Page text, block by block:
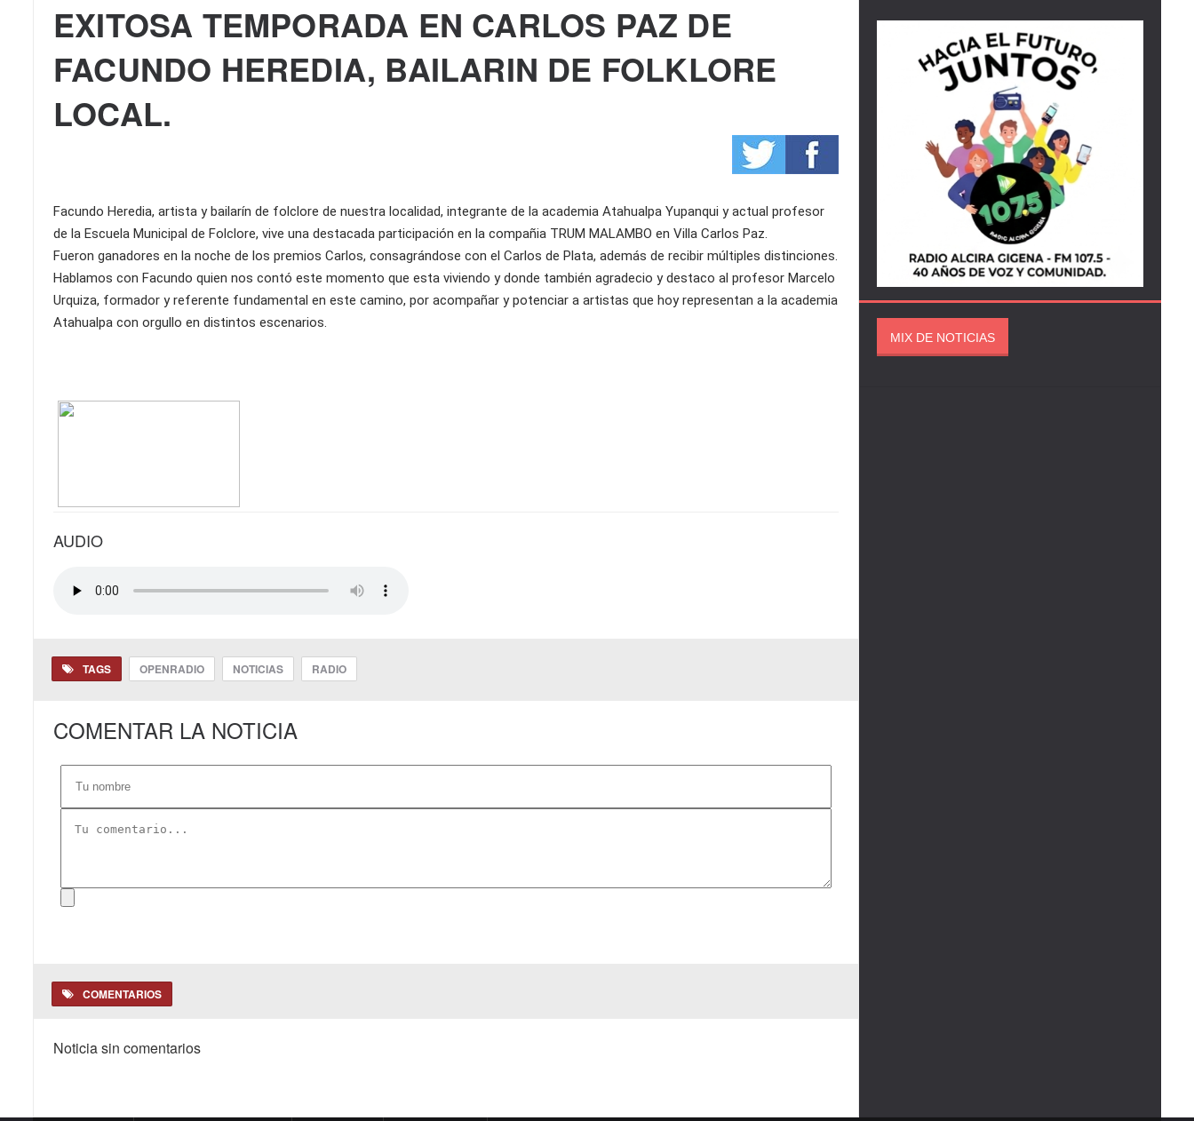
EXITOSA TEMPORADA EN CARLOS PAZ DE
FACUNDO HEREDIA, BAILARIN DE FOLKLORE
LOCAL.
Facundo Heredia, artista y bailarín de folclore de nuestra localidad, integrante de la academia Atahualpa Yupanqui y actual profesor
de la Escuela Municipal de Folclore, vive una destacada participación en la compañia TRUM MALAMBO en Villa Carlos Paz.
Fueron ganadores en la noche de los premios Carlos, consagrándose con el Carlos de Plata, además de recibir múltiples distinciones.
Hablamos con Facundo quien nos contó este momento que esta viviendo y donde también agradecio y destaco al profesor Marcelo
Urquiza, formador y referente fundamental en este camino, por acompañar y potenciar a artistas que hoy representan a la academia
Atahualpa con orgullo en distintos escenarios.
AUDIO
TAGS OPENRADIO NOTICIAS RADIO
COMENTAR LA NOTICIA
COMENTARIOS
Noticia sin comentarios
MIX DE NOTICIAS